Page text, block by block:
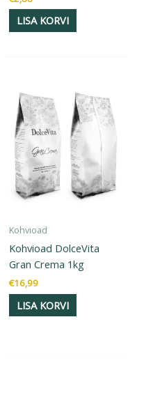
LISA KORVI
Kohvioad
Kohvioad DolceVita
Gran Crema 1kg
€16,99
LISA KORVI